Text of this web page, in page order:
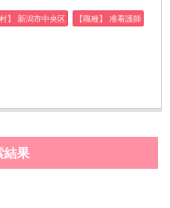
村】 新潟市中央区 【職種】 准看護師
結果